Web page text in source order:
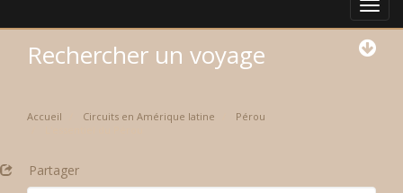
Rechercher un voyage
Accueil Circuits en Amérique latine
Pérou
Partager